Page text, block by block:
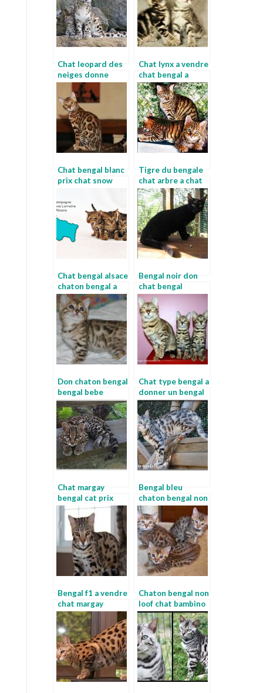
Chat leopard des
neiges donne
chaton bengal
Chat lynx a vendre
chat bengal a
donner
gratuitement
Chat bengal blanc
prix chat snow
Tigre du bengale
chat arbre a chat
leopard
Chat bengal alsace
chaton bengal a
adopter
Bengal noir don
chat bengal
Don chaton bengal
bengal bebe
Chat type bengal a
donner un bengal
Chat margay
bengal cat prix
Bengal bleu
chaton bengal non
loof
Bengal f1 a vendre
chat margay
Chaton bengal non
loof chat bambino
a vendre